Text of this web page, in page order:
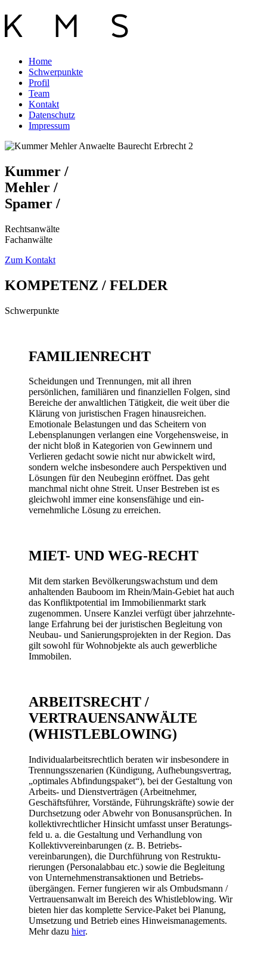
Home
Schwerpunkte
Profil
Team
Kontakt
Datenschutz
Impressum
Kummer /
Mehler /
Spamer /
Rechtsanwälte
Fachanwälte
Zum Kontakt
KOMPETENZ / FELDER
Schwerpunkte
FAMILIENRECHT
Scheidungen und Trennungen, mit all ihren
persönlichen, familiären und finanziellen Folgen, sind
Bereiche der anwaltlichen Tätigkeit, die weit über die
Klärung von juristischen Fragen hinaus­reichen.
Emotionale Belastungen und das Scheitern von
Lebens­planungen verlangen eine Vorgehens­weise, in
der nicht bloß in Kategorien von Gewinnern und
Verlieren gedacht sowie nicht nur abwickelt wird,
sondern welche insbesondere auch Perspektiven und
Lösungen für den Neu­beginn eröffnet. Das geht
manchmal nicht ohne Streit. Unser Bestreben ist es
gleich­wohl immer eine konsens­fähige und ein­
vernehmliche Lösung zu erreichen.
MIET- UND WEG-RECHT
Mit dem starken Bevölkerungs­wachstum und dem
anhaltenden Bau­boom im Rhein/Main-­Gebiet hat auch
das Konflikt­potential im Immobilien­markt stark
zugenommen. Unsere Kanzlei verfügt über jahr­zehnte­
lange Erfahrung bei der juristischen Begleitung von
Neubau- und Sanierungs­projekten in der Region. Das
gilt sowohl für Wohn­objekte als auch gewerbliche
Immobilen.
ARBEITSRECHT /
VERTRAUENSANWÄLTE
(WHISTLEBLOWING)
Individualarbeitsrechtlich beraten wir insbesondere in
Trennungs­szenarien (Kündigung, Auf­hebungs­vertrag,
„optimales Abfindungspaket“), bei der Gestaltung von
Arbeits- und Dienst­verträgen (Arbeit­nehmer,
Geschäfts­führer, Vorstände, Führungs­kräfte) sowie der
Durch­setzung oder Abwehr von Bonus­ansprüchen. In
kollektiv­rechtlicher Hinsicht umfasst unser Beratungs­
feld u. a. die Gestaltung und Verhandlung von
Kollektiv­verein­barungen (z. B. Betriebs­
vereinbarungen), die Durch­führung von Restruktu­
rierungen (Personal­abbau etc.) sowie die Begleitung
von Unter­nehmens­transaktionen und Betriebs­
übergängen. Ferner fungieren wir als Ombudsmann /
Vertrauens­anwalt im Bereich des Whistle­blowing. Wir
bieten hier das komplette Service-­Paket bei Planung,
Umsetzung und Betrieb eines Hinweis­manage­ments.
Mehr dazu hier.